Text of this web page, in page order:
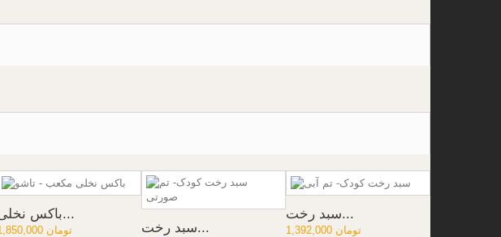
سبد رخت...
1,392,000 تومان سبد رخت...
باکس نخلی...
1,850,000 تومان